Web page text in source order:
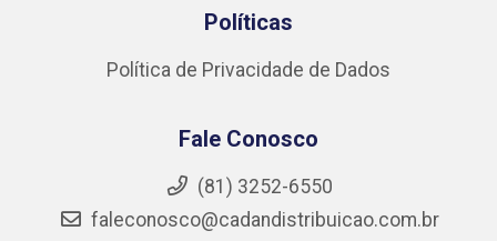
Políticas
Política de Privacidade de Dados
Fale Conosco
(81) 3252-6550
faleconosco@cadandistribuicao.com.br